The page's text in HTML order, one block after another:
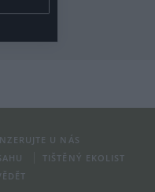
U NÁS
TIŠTĚNÝ EKOLIST